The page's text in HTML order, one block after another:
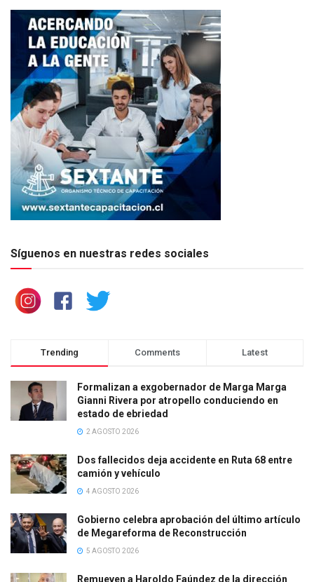
Síguenos en nuestras redes sociales
Trending Comments Latest
Formalizan a exgobernador de Marga Marga
Gianni Rivera por atropello conduciendo en
estado de ebriedad
2 AGOSTO 2026
Dos fallecidos deja accidente en Ruta 68 entre
camión y vehículo
4 AGOSTO 2026
Gobierno celebra aprobación del último artículo
de Megareforma de Reconstrucción
5 AGOSTO 2026
Remueven a Haroldo Faúndez de la dirección